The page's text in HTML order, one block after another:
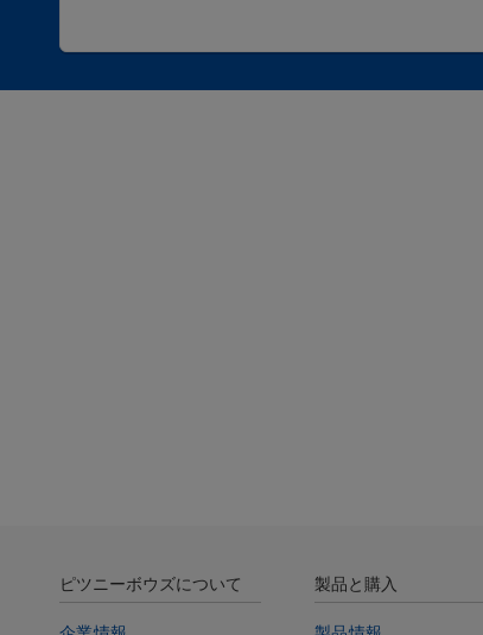
ピツニーボウズについて 製品と購入